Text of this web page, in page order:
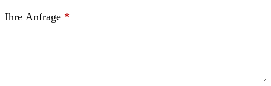
Ihre Anfrage *